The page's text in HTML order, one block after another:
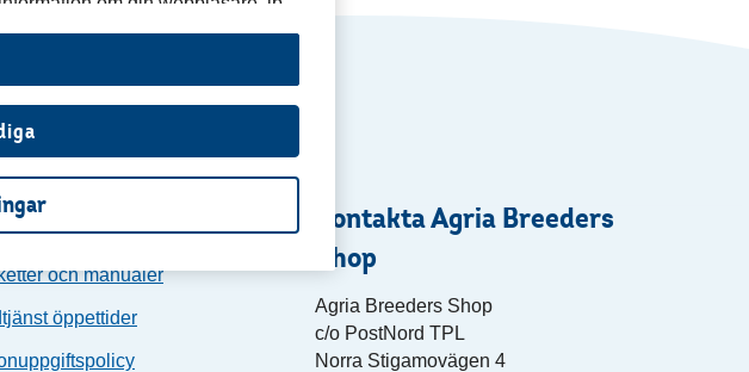
och manualer
öppettider
Kontakta Agria Breeders
Shop
Agria Breeders Shop
c/o PostNord TPL
Norra Stigamovägen 4
(till exempel vilka sidor som
uppgifter såsom om målgrupp,
Meta samt Microsoft för att
du besöker vår webbplats »